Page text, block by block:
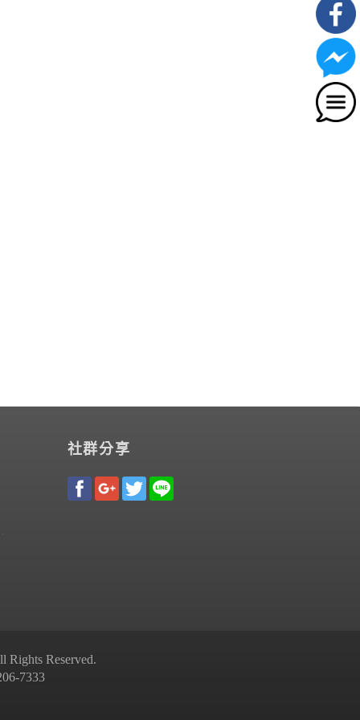
社群分享
Reserved.
7333